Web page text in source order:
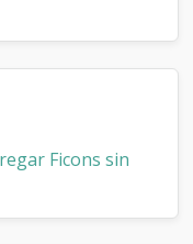
Ficons sin